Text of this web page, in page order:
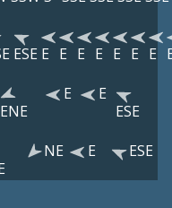
ESE E E E E E E E
ENE
E
E
ESE
NE E ESE